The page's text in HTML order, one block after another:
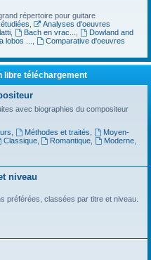
répertoire pour guitare
Analyses d'oeuvres
, Bach en vrac...
Dowland and
lobos ...
Comparative d'oeuvres
libre téléchargement
avec biographies du compositeur
Méthodes et traités
Moyen-
Classique, Romantique Moderne
niveau
préférées, classées par titre et niveau.